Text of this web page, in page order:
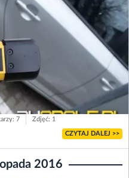
7 Zdjęć: 1
CZYTAJ DALEJ >>
2016